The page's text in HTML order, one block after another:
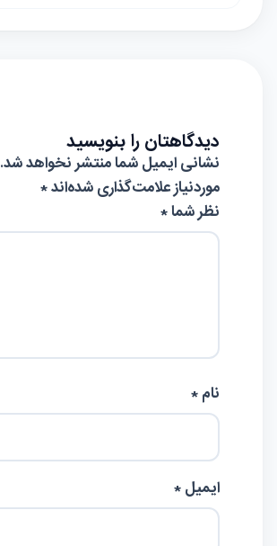
دیدگاهتان را بنویسید
نشانی ایمیل شما منتشر نخواهد شد.
موردنیاز علامت‌گذاری شده‌اند*
نظر شما *
نام *
ایمیل *